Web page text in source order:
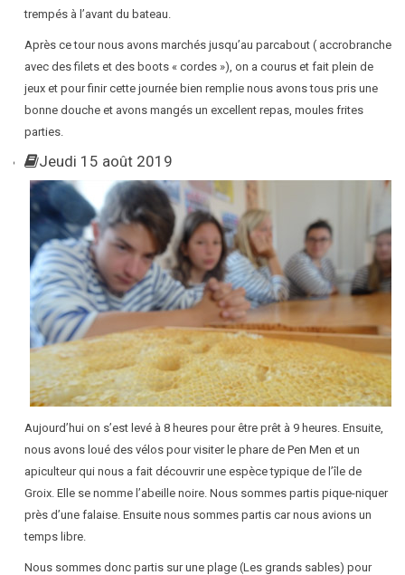
trempés à l’avant du bateau.
Après ce tour nous avons marchés jusqu’au parcabout ( accrobranche
avec des filets et des boots « cordes »), on a courus et fait plein de
jeux et pour finir cette journée bien remplie nous avons tous pris une
bonne douche et avons mangés un excellent repas, moules frites
parties.
Jeudi 15 août 2019
Aujourd’hui on s’est levé à 8 heures pour être prêt à 9 heures. Ensuite,
nous avons loué des vélos pour visiter le phare de Pen Men et un
apiculteur qui nous a fait découvrir une espèce typique de l’île de
Groix. Elle se nomme l’abeille noire. Nous sommes partis pique-niquer
près d’une falaise. Ensuite nous sommes partis car nous avions un
temps libre.
Nous sommes donc partis sur une plage (Les grands sables) pour